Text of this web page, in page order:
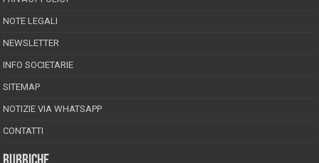
NOTE LEGALI
NEWSLETTER
INFO SOCIETARIE
SITEMAP
NOTIZIE VIA WHATSAPP
CONTATTI